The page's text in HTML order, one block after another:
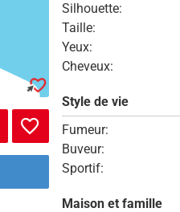
Silhouette:
Taille:
Yeux:
Cheveux:
Style de vie
Fumeur:
Buveur:
Sportif:
Maison et famille